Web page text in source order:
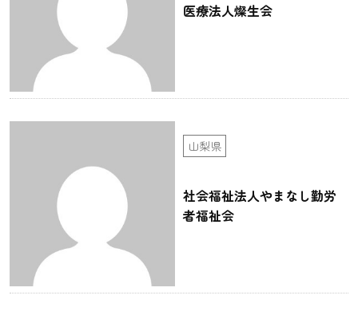
医療法人燦生会
山梨県
社会福祉法人やまなし勤労
者福祉会